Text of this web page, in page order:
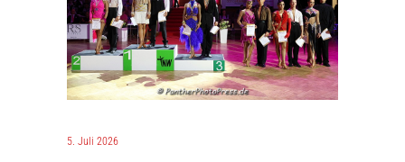
5. Juli 2026